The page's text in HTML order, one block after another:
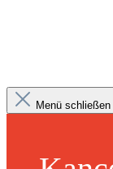
Menü schließen